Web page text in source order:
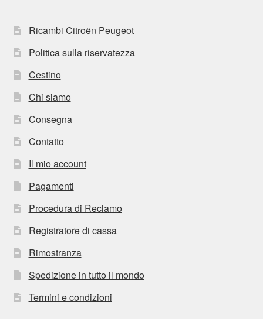
Ricambi Citroën Peugeot
Politica sulla riservatezza
Cestino
Chi siamo
Consegna
Contatto
Il mio account
Pagamenti
Procedura di Reclamo
Registratore di cassa
Rimostranza
Spedizione in tutto il mondo
Termini e condizioni